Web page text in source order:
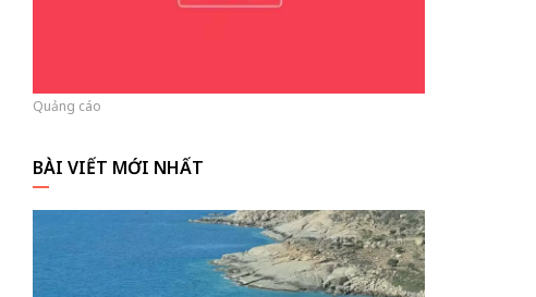
Quảng cáo
BÀI VIẾT MỚI NHẤT